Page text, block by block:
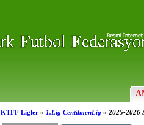
KTFF Ligler » 1.Lig CentilmenLig » 2025-2026